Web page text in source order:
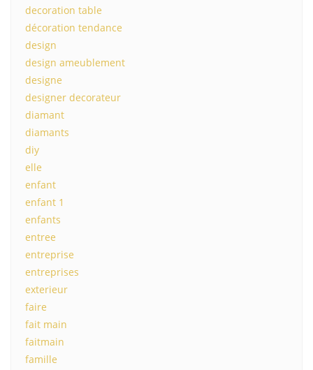
decoration table
décoration tendance
design
design ameublement
designe
designer decorateur
diamant
diamants
diy
elle
enfant
enfant 1
enfants
entree
entreprise
entreprises
exterieur
faire
fait main
faitmain
famille